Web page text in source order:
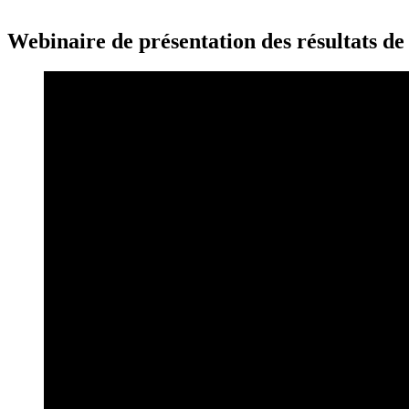
Webinaire de présentation des résultats de